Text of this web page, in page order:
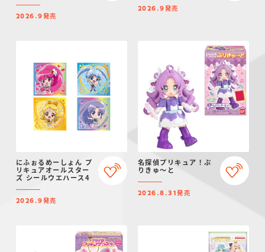
2026.9発売
2026.9発売
にふぉるめーしょん プ
リキュアオールスター
ズ シールウエハース4
2026.9発売
名探偵プリキュア！ぷ
りきゅ～と
2026.8.31発売